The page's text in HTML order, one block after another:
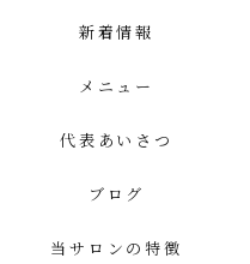
新着情報
メニュー
代表あいさつ
ブログ
当サロンの特徴